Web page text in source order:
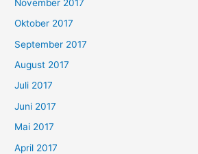
November 2017
Oktober 2017
September 2017
August 2017
Juli 2017
Juni 2017
Mai 2017
April 2017